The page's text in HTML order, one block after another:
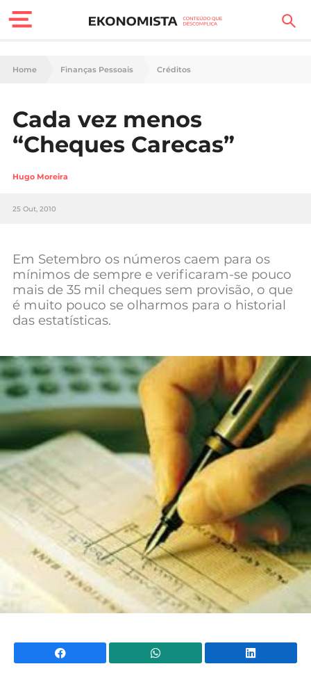
Finanças Pessoais
Carreira
Tecnologia
Negócios
Mundial 2026
Home Finanças Pessoais Créditos
Cada vez menos
“Cheques Carecas”
Hugo Moreira
25 Out, 2010
Em Setembro os números caem para os
mínimos de sempre e verificaram-se pouco
mais de 35 mil cheques sem provisão, o que
é muito pouco se olharmos para o historial
das estatísticas.
Facebook WhatsApp